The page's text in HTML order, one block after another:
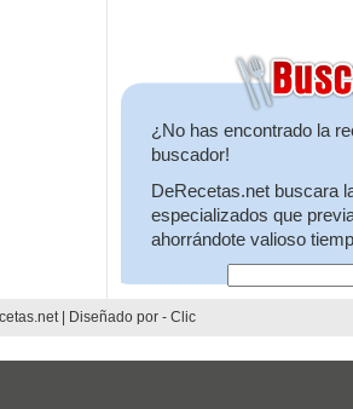
¿No has encontrado la
buscador!
DeRecetas.net buscara
especializados que
ahorrándote valioso
| Diseñado por - Clic